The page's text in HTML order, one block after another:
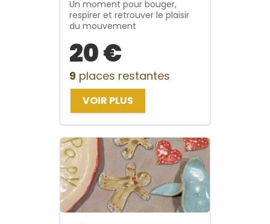
Un moment pour bouger,
respirer et retrouver le plaisir
du mouvement
20 €
9 places restantes
VOIR PLUS